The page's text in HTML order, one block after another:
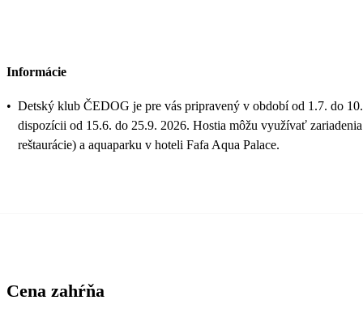
Informácie
• Detský klub ČEDOG je pre vás pripravený v období od 1.7. do
dispozícii od 15.6. do 25.9. 2026. Hostia môžu využívať
reštaurácie) a aquaparku v hoteli Fafa Aqua Palace.
Cena zahŕňa